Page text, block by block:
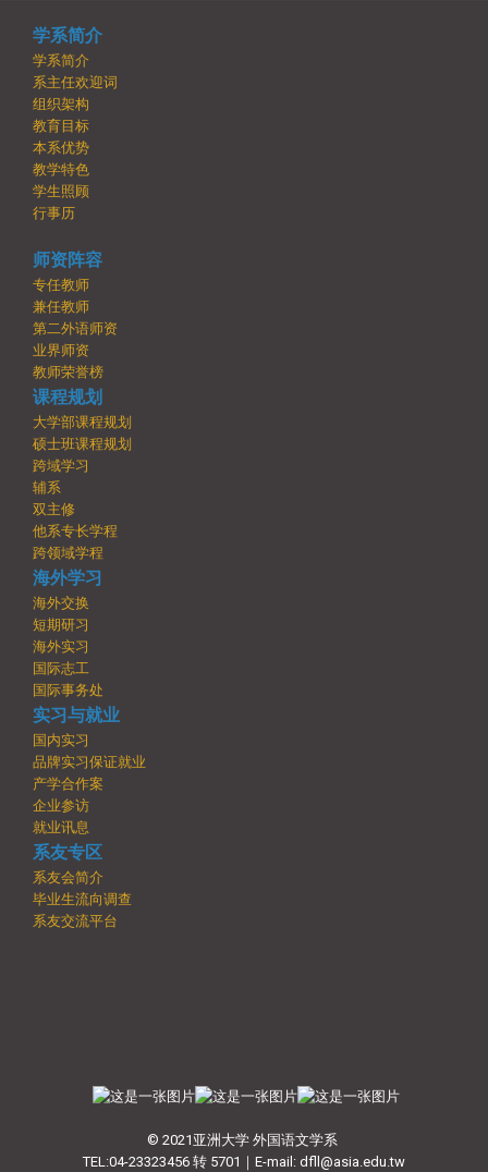
学系简介
学系简介
系主任欢迎词
组织架构
教育目标
本系优势
教学特色
学生照顾
行事历
师资阵容
专任教师
兼任教师
第二外语师资
业界师资
教师荣誉榜
课程规划
大学部课程规划
硕士班课程规划
跨域学习
辅系
双主修
他系专长学程
跨领域学程
海外学习
海外交换
短期研习
海外实习
国际志工
国际事务处
实习与就业
国内实习
品牌实习保证就业
产学合作案
企业参访
就业讯息
系友专区
系友会简介
毕业生流向调查
系友交流平台
© 2021亚洲大学 外国语文学系
TEL:04-23323456 转 5701｜E-mail: dfll@asia.edu.tw